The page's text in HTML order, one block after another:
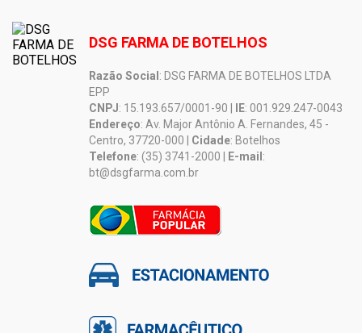
DSG FARMA DE BOTELHOS
Razão Social : DSG FARMA DE BOTELHOS LTDA
EPP
CNPJ: 15.193.657/0001-90 | IE: 001.929.247-0043
Endereço: Av. Major Antônio A. Fernandes, 45 -
Centro, 37720-000 | Cidade: Botelhos
Telefone: (35) 3741-2000 | E-mail :
bt@dsgfarma.com.br